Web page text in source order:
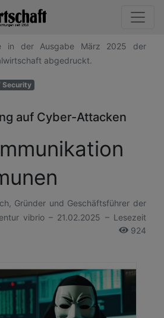
in der Ausgabe März 2025 der
abgedruckt.
Security
auf Cyber-Attacken
Gründer und Geschäftsführer der
vibrio – 21.02.2025 – Lesezeit
924